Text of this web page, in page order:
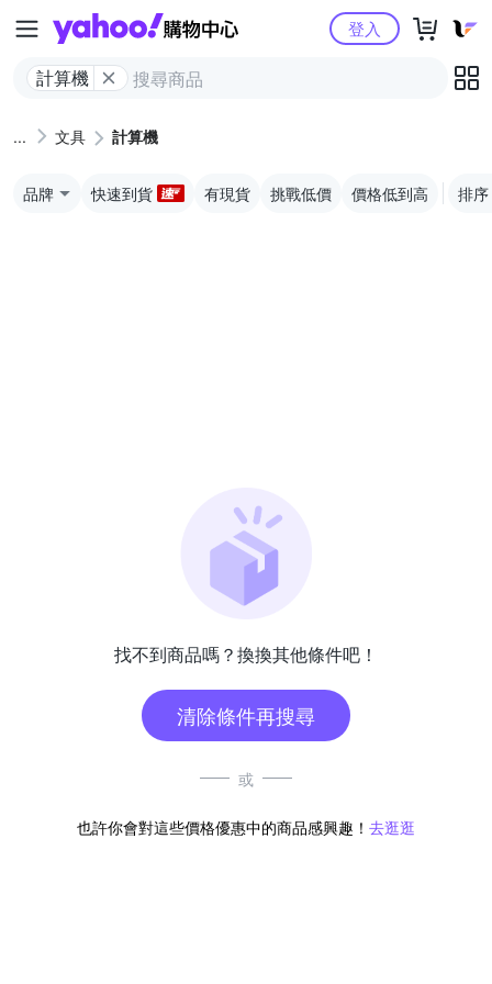
Yahoo購物中心
計算機
登入
文具 計算機
品牌 快速到貨 有現貨 挑戰低價 價格低到高 排序
找不到商品嗎？換換其他條件吧！
清除條件再搜尋
或
也許你會對這些價格優惠中的商品感興趣！ 去逛逛